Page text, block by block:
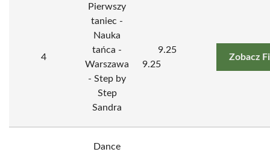
4
Pierwszy
taniec -
Nauka
tańca -
Warszawa
- Step by
Step
Sandra
9.25
9.25
Zobacz
Dance